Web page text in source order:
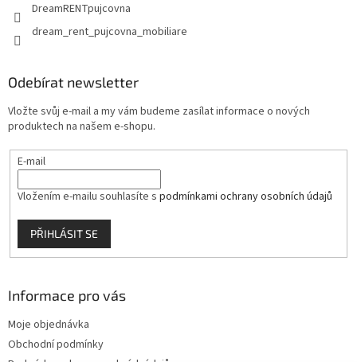
DreamRENTpujcovna
dream_rent_pujcovna_mobiliare
Odebírat newsletter
Vložte svůj e-mail a my vám budeme zasílat informace o nových
produktech na našem e-shopu.
E-mail
Vložením e-mailu souhlasíte s podmínkami ochrany osobních údajů
PŘIHLÁSIT SE
Informace pro vás
Moje objednávka
Obchodní podmínky